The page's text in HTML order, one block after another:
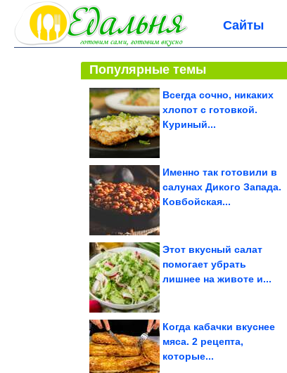
Сайты
Популярные темы
Всегда сочно, никаких
хлопот с готовкой.
Куриный...
Именно так готовили в
салунах Дикого Запада.
Ковбойская...
Этот вкусный салат
помогает убрать
лишнее на животе и...
Когда кабачки вкуснее
мяса. 2 рецепта,
которые...